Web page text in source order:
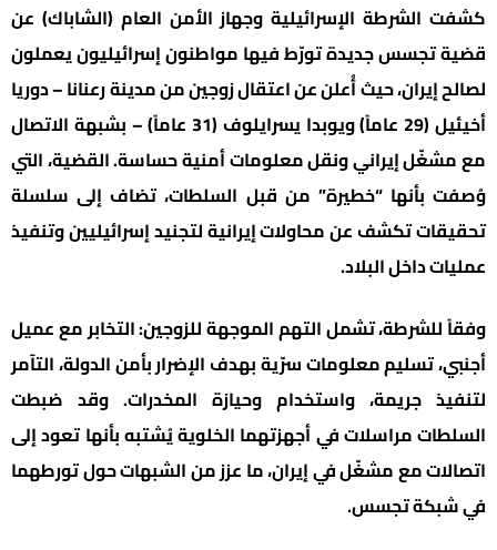
كشفت الشرطة الإسرائيلية وجهاز الأمن العام (الشاباك) عن
قضية تجسس جديدة تورّط فيها مواطنون إسرائيليون يعملون
لصالح إيران، حيث أُعلن عن اعتقال زوجين من مدينة رعنانا – دوريا
أخيئيل (29 عاماً) ويوبدا يسرايلوف (31 عاماً) – بشبهة الاتصال
مع مشغّل إيراني ونقل معلومات أمنية حساسة. القضية، التي
وُصفت بأنها “خطيرة” من قبل السلطات، تضاف إلى سلسلة
تحقيقات تكشف عن محاولات إيرانية لتجنيد إسرائيليين وتنفيذ
عمليات داخل البلاد.
وفقاً للشرطة، تشمل التهم الموجهة للزوجين: التخابر مع عميل
أجنبي، تسليم معلومات سرّية بهدف الإضرار بأمن الدولة، التآمر
لتنفيذ جريمة، واستخدام وحيازة المخدرات. وقد ضبطت
السلطات مراسلات في أجهزتهما الخلوية يُشتبه بأنها تعود إلى
اتصالات مع مشغّل في إيران، ما عزز من الشبهات حول تورطهما
في شبكة تجسس.